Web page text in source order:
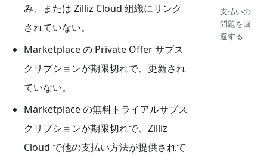
み、または Zilliz Cloud 組織にリンク
されていない。
Marketplace の Private Offer サブス
クリプションが期限切れで、更新され
ていない。
Marketplace の無料トライアルサブス
クリプションが期限切れで、Zilliz
Cloud で他の支払い方法が提供されて
支払いの
問題を回
避する